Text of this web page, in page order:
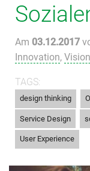
Am 03.12.2017
Innovation,
TAGS:
design thinking
Service Design
User Experience